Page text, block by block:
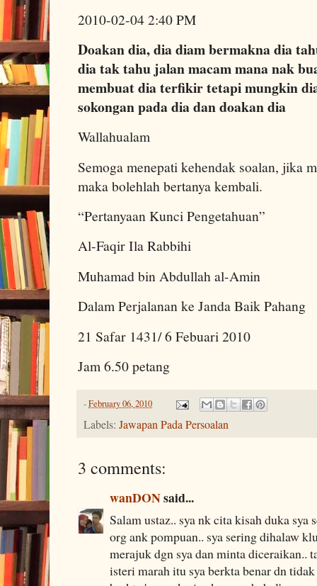
2010-02-04 2:40 PM
Doakan dia, dia diam bermakna dia
dia tak tahu jalan macam mana nak
membuat dia terfikir tetapi mungkin
sokongan pada dia dan doakan dia
Wallahualam
Semoga menepati kehendak soalan, jika
maka bolehlah bertanya kembali.
“Pertanyaan Kunci Pengetahuan”
Al-Faqir Ila Rabbihi
Muhamad bin Abdullah al-Amin
Dalam Perjalanan ke Janda Baik Pahang
21 Safar 1431/ 6 Febuari 2010
Jam 6.50 petang
-February 06, 2010
Labels: Jawapan Pada Persoalan
3 comments:
wanDONsaid...
Salam ustaz.. sya nk cita kisah duka sya
org ank pompuan.. sya sering dihalaw
merajuk dgn sya dan minta diceraikan..
isteri marah itu sya berkta benar dn tidak